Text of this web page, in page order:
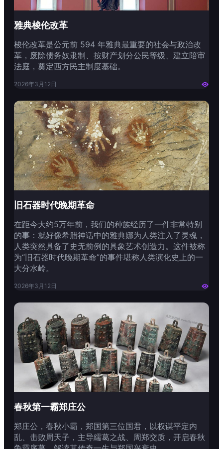
雅典梭伦改革
梭伦改革是公元前 594 年雅典最重要的社会与政治改
革，废除债务奴隶制、按财产划分公民等级、建立陪审
法庭，奠定西方民主制度基础。
2026年3月12日 
旧石器时代晚期革命
在距今大约5万年前，我们的种族经历了一件非常特别
的事：就好像希腊神话中的雅典娜为人类注入了灵魂，
人类突然具备了史无前例的具象艺术创造力。这件被称
为“旧石器时代晚期革命”的事件堪称人类演化史上的一
大分水岭。
2026年3月12日 
春秋第一霸郑庄公
郑庄公，春秋小霸，郑国第三位国君，以权谋平定内
乱、击败周天子，主导繻葛之战、周郑交质，开启春秋